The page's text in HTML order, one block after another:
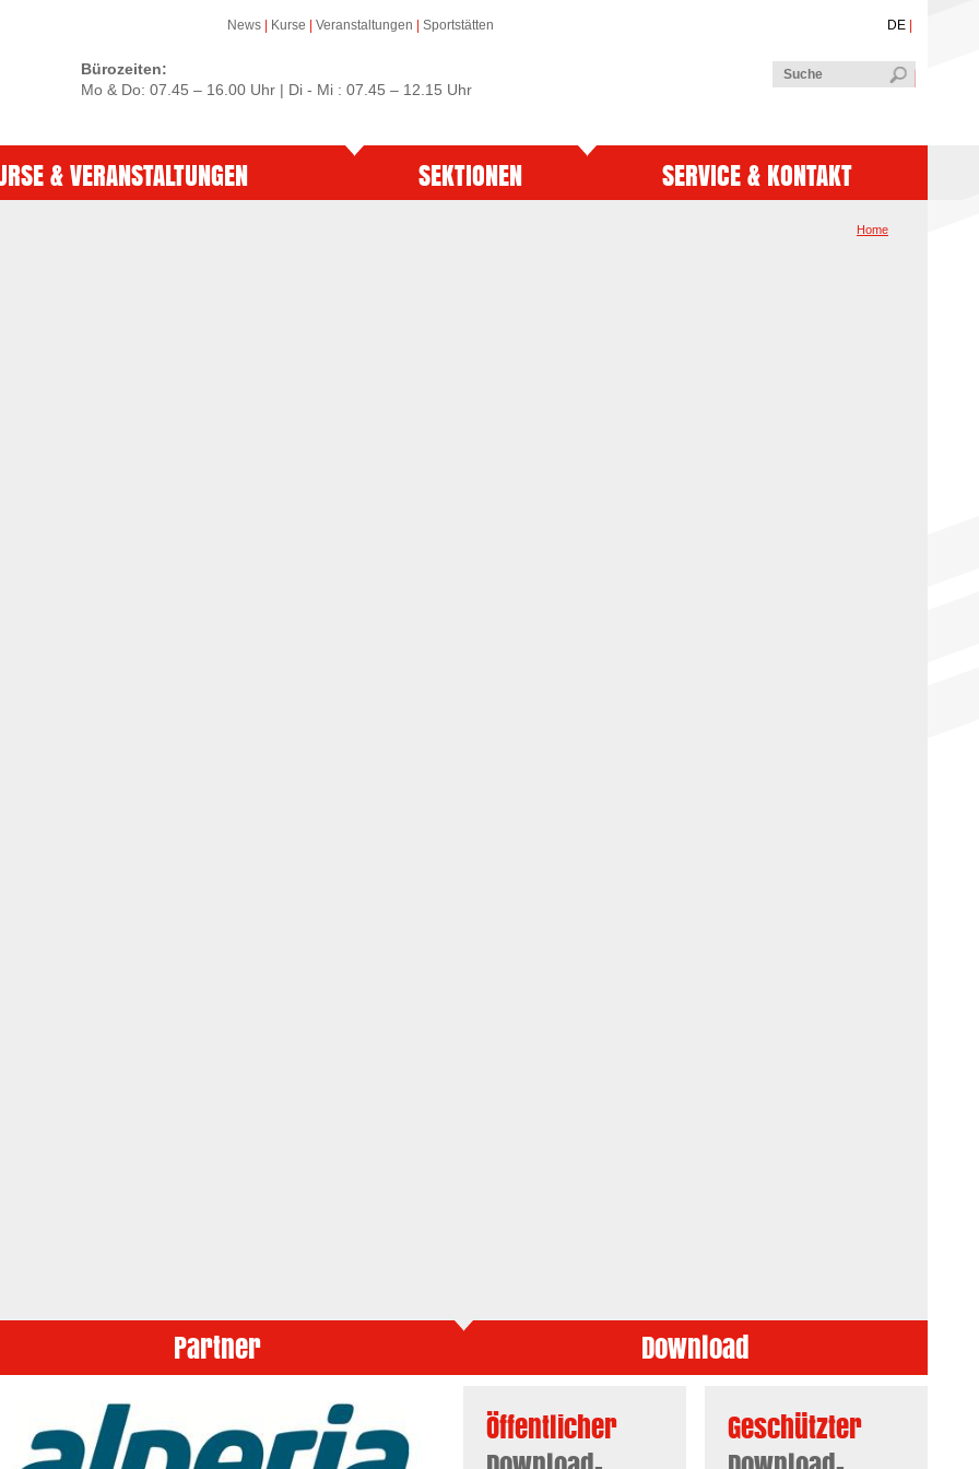
News Kurse |Veranstaltungen |Sportstätten
Bürozeiten:
Mo & Do: 07.45 – 16.00 Uhr | Di - Mi : 07.45 – 12.15 Uhr
DE
& VERANSTALTUNGEN SEKTIONEN SERVICE & KONTAKT
Home
Partner
Download
Öffentlicher
Geschützter